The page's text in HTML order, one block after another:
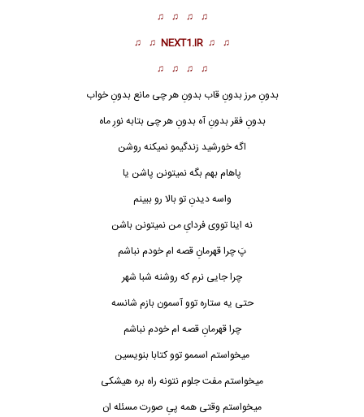
♫ ♫ ♫ ♫
♫ ♫
NEXT1.IR
♫ ♫
♫ ♫ ♫ ♫
بدونِ مرز بدونِ قاب بدونِ هر چی مانع بدونِ خواب
بدونِ فقر بدونِ آه بدونِ هر چی بتابه نورِ ماه
اگه خورشید زندگیمو نمیکنه روشن
پاهام بهم بگه نمیتونن پاشن یا
واسه دیدنِ تو بالا رو ببینم
نه اینا تووی فردایِ من نمیتونن باشن
پَ چرا قهرمانِ قصه ام خودم نباشم
چرا جایی نرم که روشنه شبا شهر
حتی یه ستاره توو آسمون بازم شانسه
چرا قهرمانِ قصه ام خودمنباشم
میخواستم اسممو توو کتابا بنویسین
میخواستم مفت جلوم نتونه راه بره هیشکی
میخواستم وقتی همه پیِ صورت مسئله ان